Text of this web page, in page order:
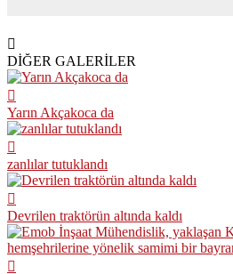
DİĞER GALERİLER
Yarın Akçakoca da
zanlılar tutuklandı
Devrilen traktörün altında kaldı